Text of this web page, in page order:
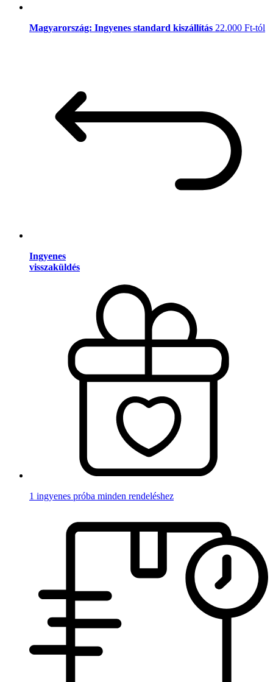
Magyarország: Ingyenes standard kiszállítás 22.000 Ft-tól
Ingyenes
visszaküldés
1 ingyenes próba minden rendeléshez